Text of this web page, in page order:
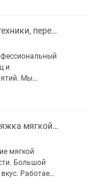
на заказ.
Перевозка мебели, техники, переезд,
и
Мы
Работаем
Изготовление,перетяжка мягкой мебели любой сложности.
мягкой
Большой
Работаем